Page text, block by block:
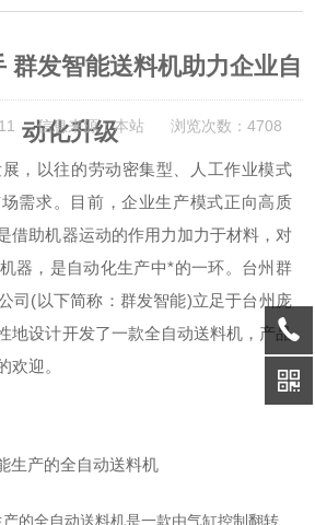
群发智能送料机助力企业自
动化升级
11 信息来源：本站 浏览次数：4708
，以往的劳动密集型、人工作业模式
需求。目前，企业生产模式正向高质
借助机器运动的作用力加力于材料，对
器，是自动化生产中*的一环。台州群
司(以下简称：群发智能)立足于台州庞
地设计开发了一款全自动送料机，产品
欢迎。
生产的全自动送料机
的全自动送料机是一款由气缸控制翻转